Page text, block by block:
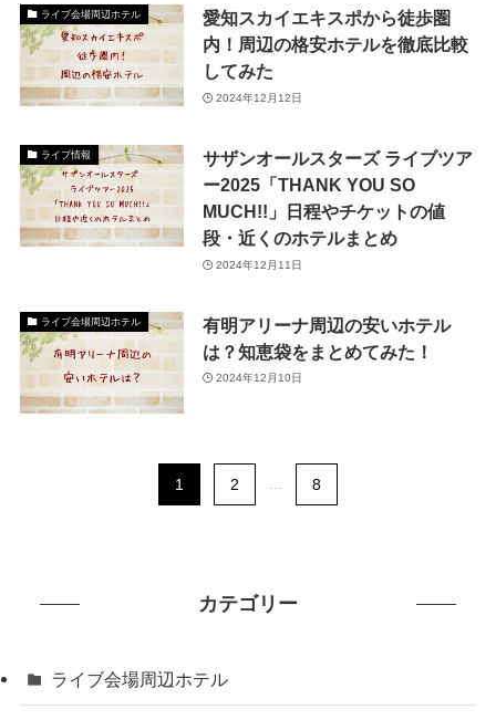
ライブ会場周辺ホテル
愛知スカイエキスポから徒歩圏
内！周辺の格安ホテルを徹底比較
してみた
2024年12月12日
ライブ情報
サザンオールスターズ ライブツア
ー2025「THANK YOU SO
MUCH!!」日程やチケットの値
段・近くのホテルまとめ
2024年12月11日
ライブ会場周辺ホテル
有明アリーナ周辺の安いホテル
は？知恵袋をまとめてみた！
2024年12月10日
1 2 8
カテゴリー
ライブ会場周辺ホテル